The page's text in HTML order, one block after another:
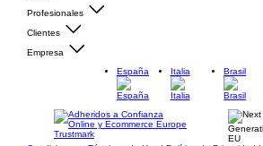
Profesionales
Clientes
Empresa
España
Italia Brasil